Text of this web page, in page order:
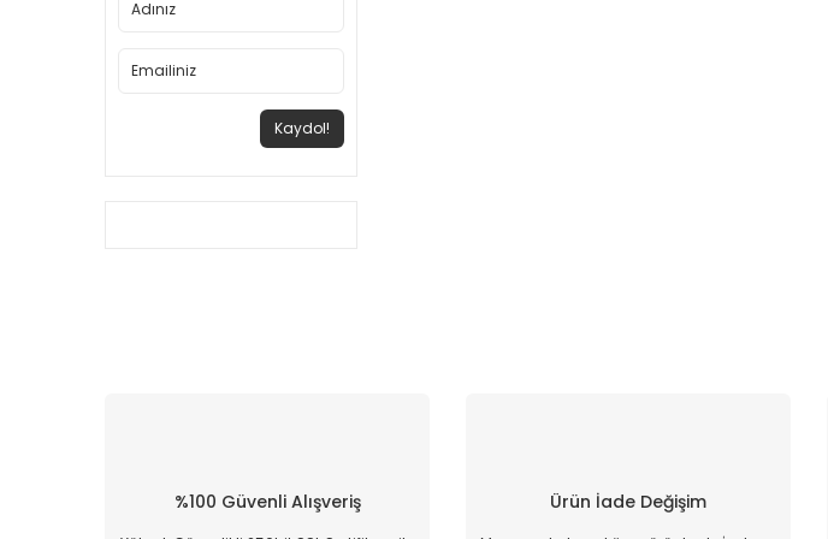
Kaydol!
%100 Güvenli Alışveriş Ürün İade Değişim